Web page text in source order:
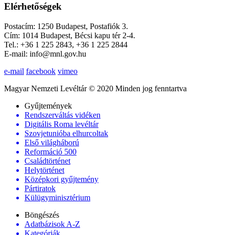
Elérhetőségek
Postacím: 1250 Budapest, Postafiók 3.
Cím: 1014 Budapest, Bécsi kapu tér 2-4.
Tel.: +36 1 225 2843, +36 1 225 2844
E-mail: info@mnl.gov.hu
e-mail facebook vimeo
Magyar Nemzeti Levéltár © 2020 Minden jog fenntartva
Gyűjtemények
Rendszerváltás vidéken
Digitális Roma levéltár
Szovjetunióba elhurcoltak
Első világháború
Reformáció 500
Családtörténet
Helytörténet
Középkori gyűjtemény
Pártiratok
Külügyminisztérium
Böngészés
Adatbázisok A-Z
Kategóriák